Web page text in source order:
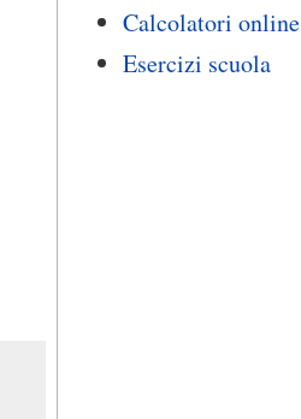
Calcolatori online
Esercizi scuola